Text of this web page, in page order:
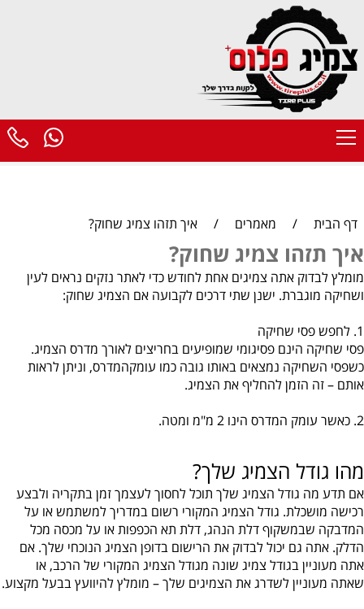
דף הבית / מאמרים / איך תזהו צמיג שחוק?
איך תזהו צמיג שחוק?
מומלץ לבדוק אתה צמיגים אחת לחודש כדי לאתר נזקים נראים לעין
ושחיקה מוגברת. ישנן שתי דרכים לקבועה אם הצמיג שחוק:
1. לחפש פסי שחיקה
פסי שחיקה הינם פסיגומי שמופיעים בחריצים לאורך מדרס הצמיג.
כשפסי השחיקה נמצאים באותו גובה כמו עומקהמדרס, וניתן לראות
אותם – זה הזמן להחליף את הצמיג.
2. כאשר עומק המדרס הינו 2 מ"מ ומטה.
מהו גודל הצמיג שלך?
אם תדע מה גודל הצמיג שלך תוכל לחסוך לעצמך זמן בתקריה ולבצע
רכישה מושכלת. גודל הצמיג המקורי רשום במדריך למשתמש או על
המדבקה שבמשקוף דלת הנהג, דלת תא הכפפות או על מכסה מכל
הדלק. אתה גם יכול לבדוק את הרישום בדופן הצמיג הנוכחי שלך. אם
אתה מעוניין בגודל צמיג שונה מגודל הצמיג המקורי של הרכב, או
שאתה מעוניין לשדרג את הצמיגים שלך – מומלץ להיוועץ בבעל מקצוע.